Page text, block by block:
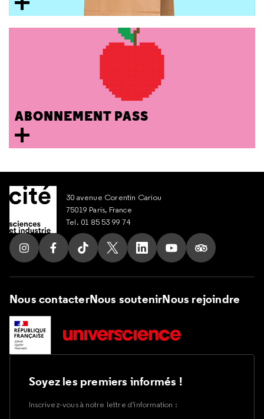
ABONNEMENT PASS
30 avenue Corentin Cariou
75019 Paris, France
Tel. 01 85 53 99 74
Suivez nous sur Instagram
Suivez nous sur Facebook
Suivez nous sur Tik Tok
Suivez nous sur X
Suivez nous sur LinkedIn
Suivez nous sur
Suivez nous
Nous contacterNous soutenirNous rejoindre
Soyez les premiers informés !
Inscrivez-vous à notre lettre d’information :